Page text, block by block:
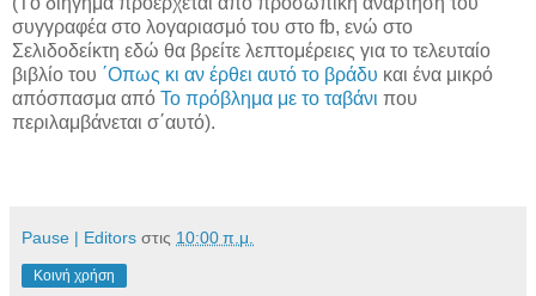
συγγραφέα στο λογαριασμό του στο fb, ενώ στο
Σελιδοδείκτη εδώ θα βρείτε λεπτομέρειες για το τελευταίο
βιβλίο του ΄Οπως κι αν έρθει αυτό το βράδυ και ένα μικρό
απόσπασμα από Το πρόβλημα με το ταβάνι που
περιλαμβάνεται σ΄αυτό).
Pause | Editors στις 10:00 π.μ.
Κοινή χρήση